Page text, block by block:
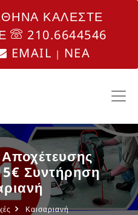
ΚΑΛΕΣΤΕ
210.6644546
EMAIL | NEA
Συντήρηση
Καισαριανή